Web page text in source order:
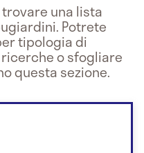
una lista
Potrete
tipologia di
o sfogliare
questa sezione.